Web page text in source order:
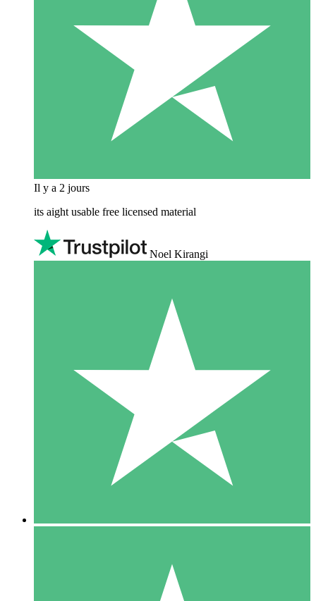
Il y a 2 jours
its aight usable free licensed material
Noel Kirangi